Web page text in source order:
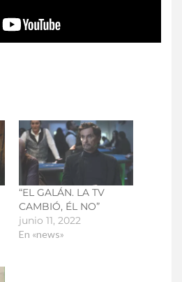
“EL GALÁN. LA TV
CAMBIÓ, ÉL NO”
junio 11, 2022
En «news»